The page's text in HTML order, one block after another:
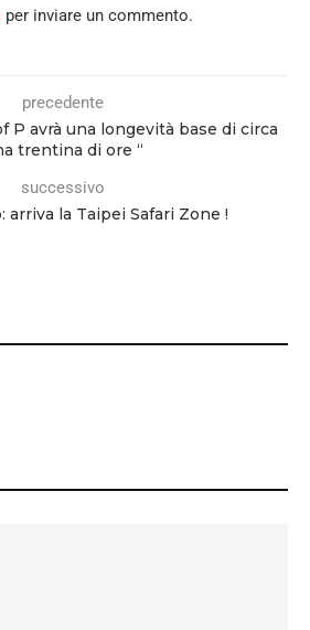
per inviare un commento.
precedente
P avrà una longevità base di circa
trentina di ore “
successivo
arriva la Taipei Safari Zone !